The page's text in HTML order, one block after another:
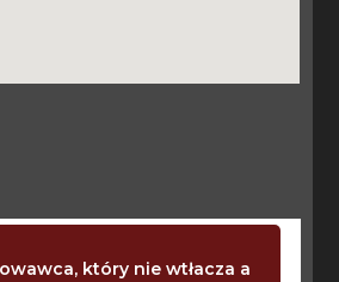
który nie wtłacza a